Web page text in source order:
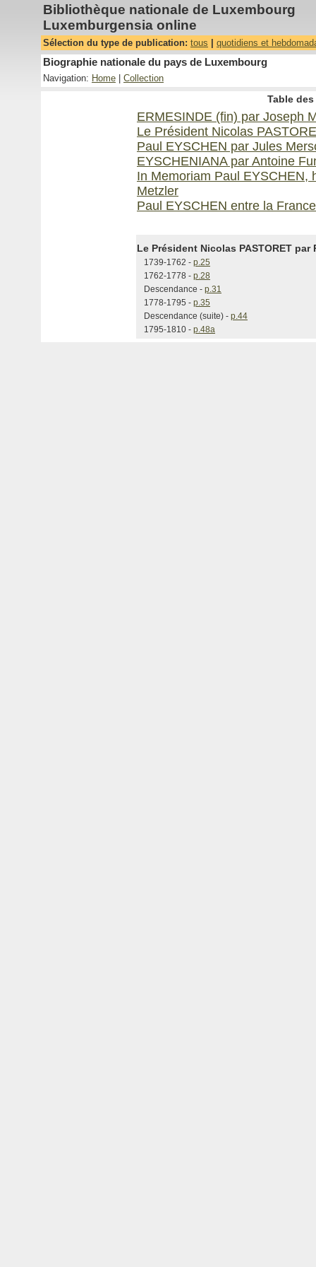
Bibliothèque nationale de Luxembourg
Luxemburgensia online
Sélection du type de publication: tous quotidiens et
Biographie nationale du pays de Luxembourg
Navigation: Home Collection
Table
ERMESINDE (fin) par Joseph
Le Président Nicolas
Paul EYSCHEN par Jules
EYSCHENIANA par Antoine
In Memoriam Paul EYSCHEN,
Metzler
Paul EYSCHEN entre la
Le Président Nicolas PASTORET
1739-1762 - p.25
1762-1778 - p.28
Descendance - p.31
1778-1795 - p.35
Descendance (suite) - p.44
1795-1810 - p.48a